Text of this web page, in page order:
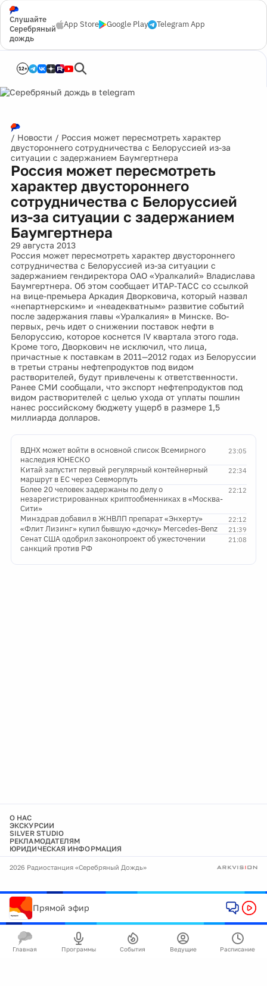
Слушайте
Серебряный
дождь
App Store Google Play Telegram App
12+
/ Новости / Россия может пересмотреть характер
двустороннего сотрудничества с Белоруссией из-за
ситуации с задержанием Баумгертнера
Россия может пересмотреть
характер двустороннего
сотрудничества с Белоруссией
из-за ситуации с задержанием
Баумгертнера
29 августа 2013
Россия может пересмотреть характер двустороннего
сотрудничества с Белоруссией из-за ситуации с
задержанием гендиректора ОАО «Уралкалий» Владислава
Баумгертнера. Об этом сообщает ИТАР-ТАСС со ссылкой
на вице-премьера Аркадия Дворковича, который назвал
«непартнерским» и «неадекватным» развитие событий
после задержания главы «Уралкалия» в Минске. Во-
первых, речь идет о снижении поставок нефти в
Белоруссию, которое коснется IV квартала этого года.
Кроме того, Дворкович не исключил, что лица,
причастные к поставкам в 2011—2012 годах из Белоруссии
в третьи страны нефтепродуктов под видом
растворителей, будут привлечены к ответственности.
Ранее СМИ сообщали, что экспорт нефтепродуктов под
видом растворителей с целью ухода от уплаты пошлин
нанес российскому бюджету ущерб в размере 1,5
миллиарда долларов.
23:05
ВДНХ может войти в основной список Всемирного
наследия ЮНЕСКО
22:34
Китай запустит первый регулярный контейнерный
маршрут в ЕС через Севморпуть
22:12
Более 20 человек задержаны по делу о
незарегистрированных криптообменниках в «Москва-
Сити»
22:12
Минздрав добавил в ЖНВЛП препарат «Энхерту»
21:39
«Флит Лизинг» купил бывшую «дочку» Mercedes-Benz
21:08
Сенат США одобрил законопроект об ужесточении
санкций против РФ
О НАС
ЭКСКУРСИИ
SILVER STUDIO
РЕКЛАМОДАТЕЛЯМ
ЮРИДИЧЕСКАЯ ИНФОРМАЦИЯ
2026 Радиостанция «Серебряный Дождь»
Прямой эфир
Главная Программы События Ведущие Расписание